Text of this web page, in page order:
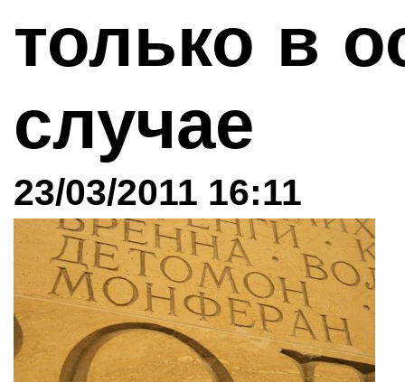
только в
случае
23/03/2011 16:11